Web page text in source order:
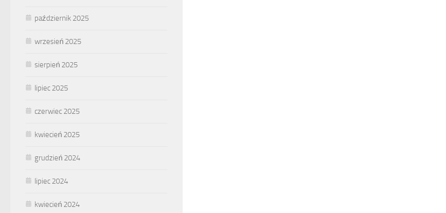
październik 2025
wrzesień 2025
sierpień 2025
lipiec 2025
czerwiec 2025
kwiecień 2025
grudzień 2024
lipiec 2024
kwiecień 2024